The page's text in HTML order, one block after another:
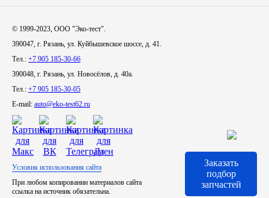
Шланги, рукава
Книги, бланки
Метизы универсальные
Фитинги
Камеры колеса, ободная лента
© 1999-2023, ООО "Эко-тест".
390047, г. Рязань, ул. Куйбышевское шоссе, д. 41.
Тел.: +7 905 185-30-66
390048, г. Рязань, ул. Новосёлов, д. 40а.
Тел.: +7 905 185-30-05
E-mail: auto@eko-test62.ru
Условия использования сайта
При любом копировании материалов сайта
ссылка на источник обязательна.
Заказать
подбор
запчастей